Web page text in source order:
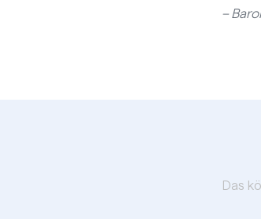
–
Das